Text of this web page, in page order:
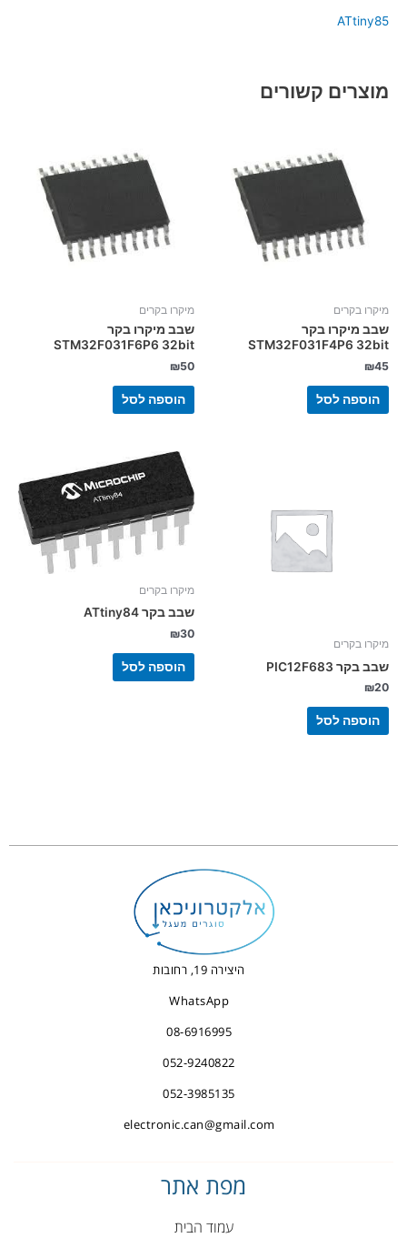
ATtiny85
מוצרים קשורים
מיקרו בקרים
שבב מיקרו בקר
STM32F031F4P6 32bit
₪45
הוספה לסל
מיקרו בקרים
שבב מיקרו בקר
STM32F031F6P6 32bit
₪50
הוספה לסל
מיקרו בקרים
שבב בקר PIC12F683
₪20
הוספה לסל
מיקרו בקרים
שבב בקר ATtiny84
₪30
הוספה לסל
היצירה 19, רחובות
WhatsApp
08-6916995
052-9240822
052-3985135
electronic.can@gmail.com
מפת אתר
עמוד הבית